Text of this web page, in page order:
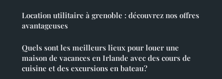
Location utilitaire à grenoble : découvrez nos offres
avantageuses
Quels sont les meilleurs lieux pour louer une
maison de vacances en Irlande avec des cours de
cuisine et des excursions en bateau?